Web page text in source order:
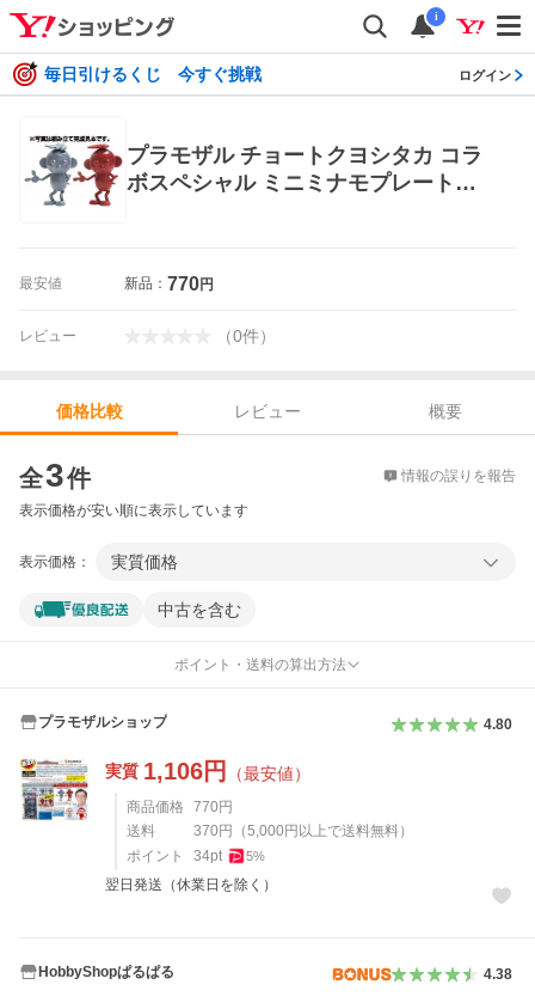
i
毎日引けるくじ 今すぐ挑戦 ログイン
プラモザル チョートクヨシタカ コラ
ボスペシャル ミニミナモプレート付
最安値 新品： 770円
レビュー （0件）
価格比較 レビュー
概要
全3件 情報の誤りを報告
表示価格が安い順に表示しています
表示価格： 実質価格
中古を含む
ポイント・送料の算出方法
プラモザルショップ 4.80
実質 1,106円 （最安値）
商品価格 770 円
送料
370 円 （5,000 円以上で送料無料）
ポイント
34pt 5%
翌日発送（休業日を除く）
HobbyShopぱるぱる 4.38